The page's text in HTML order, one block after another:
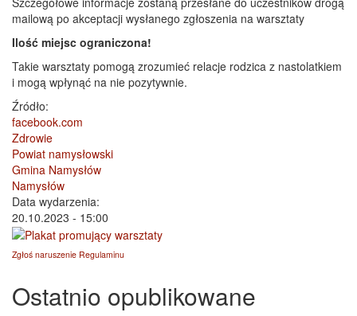
mailową po akceptacji wysłanego zgłoszenia na warsztaty
Ilość miejsc ograniczona!
Takie warsztaty pomogą zrozumieć relacje rodzica z nastolatkiem
i mogą wpłynąć na nie pozytywnie.
Źródło:
facebook.com
Zdrowie
Powiat namysłowski
Gmina Namysłów
Namysłów
Data wydarzenia:
20.10.2023 - 15:00
Zgłoś naruszenie Regulaminu
Ostatnio opublikowane